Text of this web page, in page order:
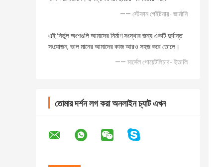
—— স্টেফান গেইটনার- জার্মানি
এই নির্ভুল অংশগুলি আমাদের নির্মাণ সংস্থার জন্য একটি দুর্দান্ত
সংযোজন, ভাল মানের আমাদের কাজ আরও সহজ করে তোলে।
—— মার্সেল গোয়েটলিচার- ইতালি
তোমার দর্শন লগ করা অনলাইন চ্যাট এখন